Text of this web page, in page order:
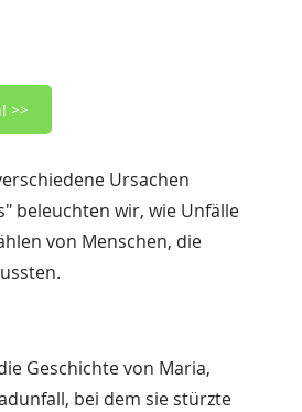
>>
Ursachen
beleuchten wir, wie Unfälle
von Menschen, die
Geschichte von Maria,
bei dem sie stürzte